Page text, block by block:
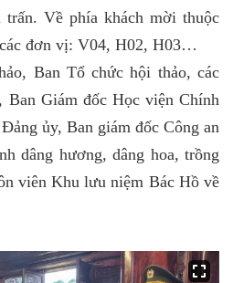
Về phía khách mời thuộc
đơn vị: V04, H02, H03…
Ban Tổ chức hội thảo, các
Ban Giám đốc Học viện Chính
ủy, Ban giám đốc Công an
dâng hương, dâng hoa, trồng
viên Khu lưu niệm Bác Hồ về